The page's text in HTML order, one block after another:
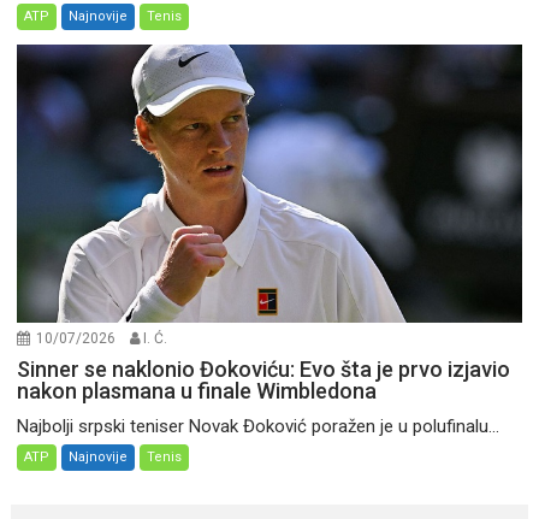
ATP Najnovije Tenis
10/07/2026 I. Ć.
Sinner se naklonio Đokoviću: Evo šta je prvo izjavio
nakon plasmana u finale Wimbledona
Najbolji srpski teniser Novak Đoković poražen je u polufinalu...
ATP Najnovije Tenis